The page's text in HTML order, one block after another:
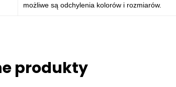
możliwe są odchylenia kolorów i rozmiarów.
produkty